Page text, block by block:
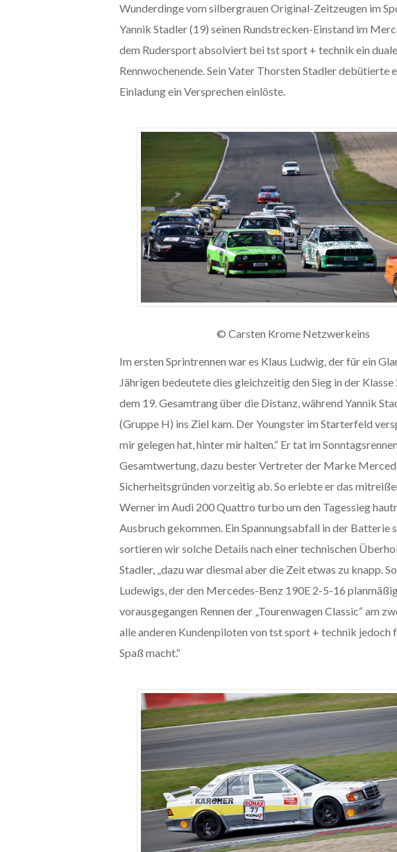
Wunderdinge vom silbergrauen Original-Zeitzeugen im
Yannik Stadler (19) seinen Rundstrecken-Einstand im
dem Rudersport absolviert bei tst sport + technik ein
Rennwochenende. Sein Vater Thorsten Stadler
Einladung ein Versprechen einlöste.
© Carsten Krome Netzwerkeins
Im ersten Sprintrennen war es Klaus Ludwig, der für ein
Jährigen bedeutete dies gleichzeitig den Sieg in der
dem 19. Gesamtrang über die Distanz, während Yannik
(Gruppe H) ins Ziel kam. Der Youngster im Starterfeld
mir gelegen hat, hinter mir halten.“ Er tat im
Gesamtwertung, dazu bester Vertreter der Marke
Sicherheitsgründen vorzeitig ab. So erlebte er das
Werner im Audi 200 Quattro turbo um den Tagessieg
Ausbruch gekommen. Ein Spannungsabfall in der
sortieren wir solche Details nach einer technischen
Stadler, „dazu war diesmal aber die Zeit etwas zu knapp.
Ludewigs, der den Mercedes-Benz 190E 2-5-16
vorausgegangen Rennen der „Tourenwagen Classic“ am
alle anderen Kundenpiloten von tst sport + technik jedoch
Spaß macht.“